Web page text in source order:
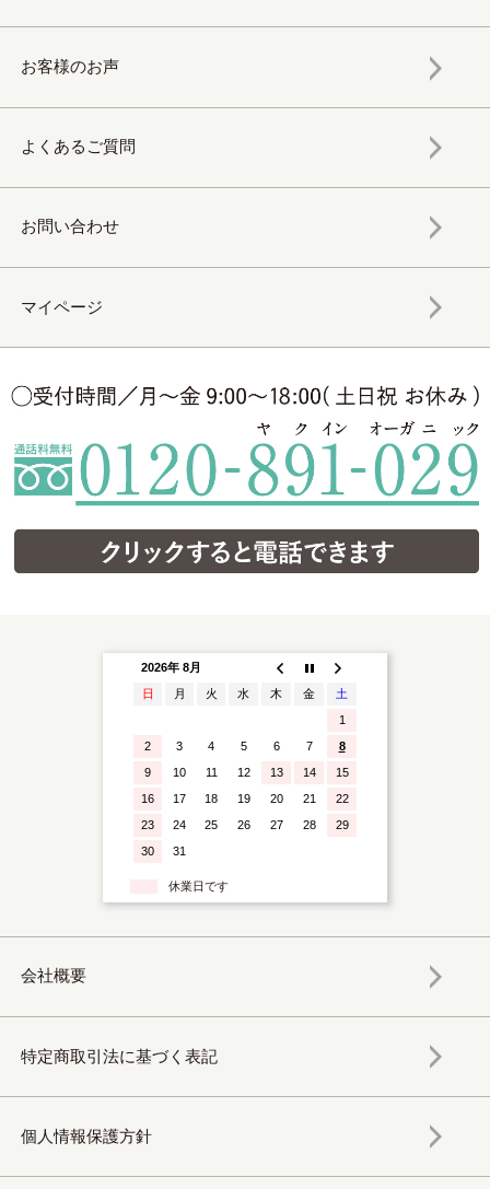
お客様のお声
よくあるご質問
お問い合わせ
マイページ
2026年 8月
日
月 火 水 木 金
土
1
2
3 4 5 6 7
8
9
10 11 12 13 14
15
16
17 18 19 20 21
22
23
24 25 26 27 28
29
30
31
休業日です
会社概要
特定商取引法に基づく表記
個人情報保護方針